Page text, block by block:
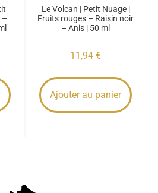
–
Le Volcan | Petit Nuage |
Fruits rouges – Raisin noir
– Anis | 50 ml
11,94 €
Ajouter au panier